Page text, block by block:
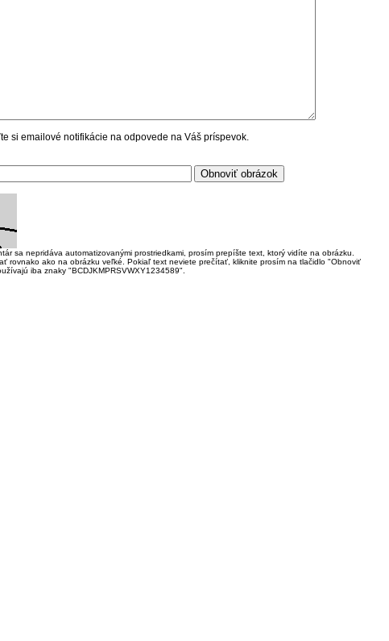
si emailové notifikácie na odpovede na Váš príspevok.
sa nepridáva automatizovanými prostriedkami, prosím prepíšte text, ktorý vidíte na obrázku.
rovnako ako na obrázku veľké. Pokiaľ text neviete prečítať, kliknite prosím na tlačidlo "Obnoviť
iba znaky "BCDJKMPRSVWXY1234589".